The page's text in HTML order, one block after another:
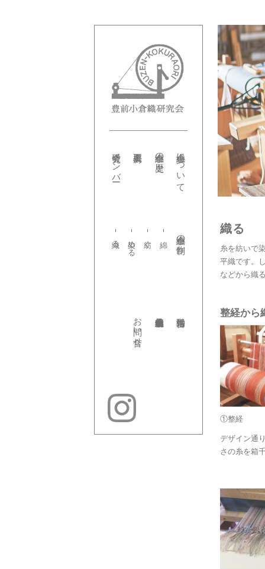
小倉織について
小倉織の歴史
研究会メンバー
小倉織の制作
紡ぐ
染める
織る
お問い合せ
織る
糸を紡いで
平織です。
などから織
整経から
①整経
デザイン通
さの糸を箱